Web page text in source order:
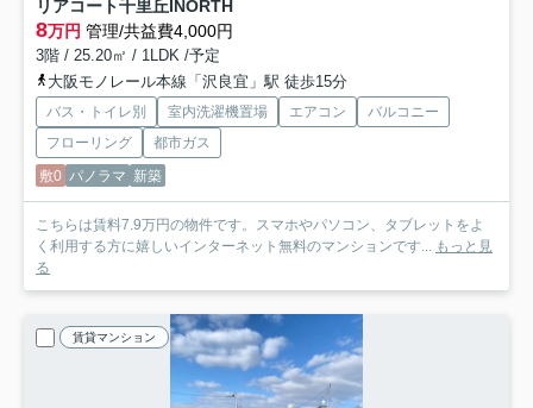
リアコート千里丘INORTH
8万円 管理/共益費4,000円
3階 / 25.20㎡ / 1LDK /予定
大阪モノレール本線「沢良宜」駅 徒歩15分
バス・トイレ別 室内洗濯機置場 エアコン
バルコニー
フローリング
都市ガス
敷0 パノラマ 新築
こちらは賃料7.9万円の物件です。スマホやパソコン、タブレットをよ
く利用する方に嬉しいインターネット無料のマンションです... もっと見
る
賃貸マンション